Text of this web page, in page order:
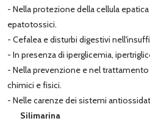
- Nella protezione della cellula
epatotossici.
- Cefalea e disturbi digestivi
- In presenza di iperglicemia,
- Nella prevenzione e nel
chimici e fisici.
- Nelle carenze dei sistemi
Silimarina